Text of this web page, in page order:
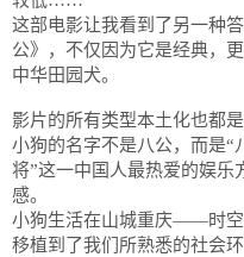
这部电影让我看到了另一种
公》，不仅因为它是经典，
中华田园犬。
影片的所有类型本土化也都
小狗的名字不是八公，而是
将”这一中国人最热爱的娱乐
感。
小狗生活在山城重庆——时空
移植到了我们所熟悉的社会